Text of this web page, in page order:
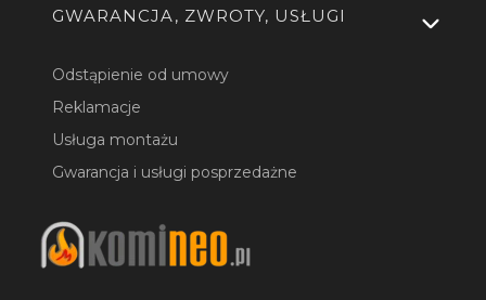
GWARANCJA, ZWROTY, USŁUGI
Odstąpienie od umowy
Reklamacje
Usługa montażu
Gwarancja i usługi posprzedażne